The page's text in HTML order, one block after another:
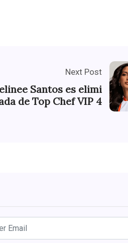
Next Post
Santos es elimi
de Top Chef VIP 4